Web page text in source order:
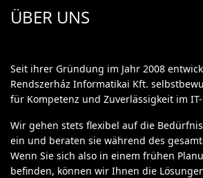
ÜBER UNS
Seit ihrer Gründung im Jahr 2008
Rendszerház Informatikai Kft.
für Kompetenz und Zuverlässigkeit im
Wir gehen stets flexibel auf die
ein und beraten sie während des
Wenn Sie sich also in einem frühen
befinden, können wir Ihnen die